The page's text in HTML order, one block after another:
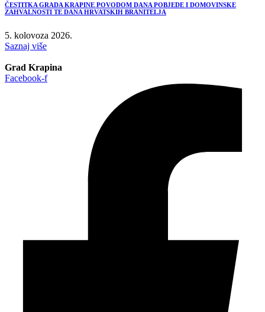
ČESTITKA GRADA KRAPINE POVODOM DANA POBJEDE I DOMOVINSKE
ZAHVALNOSTI TE DANA HRVATSKIH BRANITELJA
5. kolovoza 2026.
Saznaj više
Grad Krapina
Facebook-f